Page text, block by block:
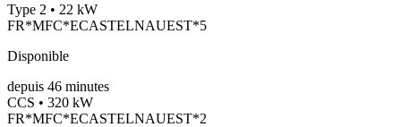
Type 2 • 22 kW
FR*MFC*ECASTELNAUEST*5
Disponible
depuis 46 minutes
CCS • 320 kW
FR*MFC*ECASTELNAUEST*2